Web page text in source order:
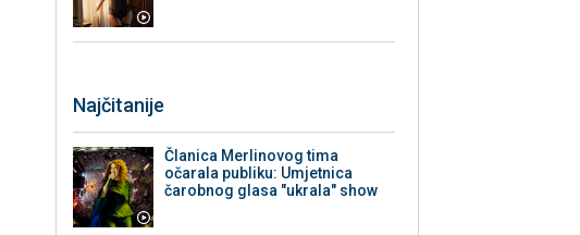
Najčitanije
Članica Merlinovog tima
očarala publiku: Umjetnica
čarobnog glasa "ukrala" show